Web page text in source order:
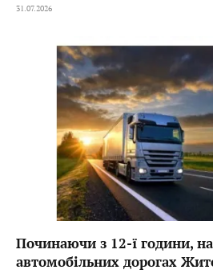
31.07.2026
Починаючи з 12-ї години,
автомобільних дорогах